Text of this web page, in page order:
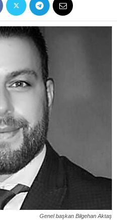
Genel başkan Bilgehan Aktaş